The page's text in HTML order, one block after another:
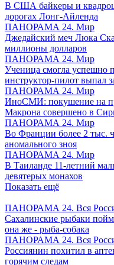
В США байкеры и
дорогах Лонг-Айленда
ПАНОРАМА 24. Мир
Джедайский меч Люка
миллионы долларов
ПАНОРАМА 24. Мир
Ученица смогла успешно
инструктор-пилот выпал
ПАНОРАМА 24. Мир
ИноСМИ: покушение на
Макрона совершено в
ПАНОРАМА 24. Мир
Во Франции более 2 тыс.
аномального зноя
ПАНОРАМА 24. Мир
В Таиланде 11-летний
девятерых монахов
Показать ещё
ПАНОРАМА 24. Вся
Сахалинские рыбаки
она же - рыба-собака
ПАНОРАМА 24. Вся
Россиянин похитил в
горячим следам